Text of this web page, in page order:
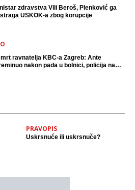
zdravstva Vili Beroš, Plenković ga
USKOK-a zbog korupcije
ravnatelja KBC-a Zagreb: Ante
nakon pada u bolnici, policija na
PRAVOPIS
Uskrsnuće ili uskrsnuče?